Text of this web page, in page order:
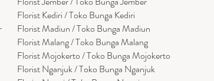
Florist Kediri / Toko Bunga Kediri
Florist Madiun / Toko Bunga Madiun
Florist Malang / Toko Bunga Malang
Florist Mojokerto / Toko Bunga Mojokerto
Florist Nganjuk / Toko Bunga Nganjuk